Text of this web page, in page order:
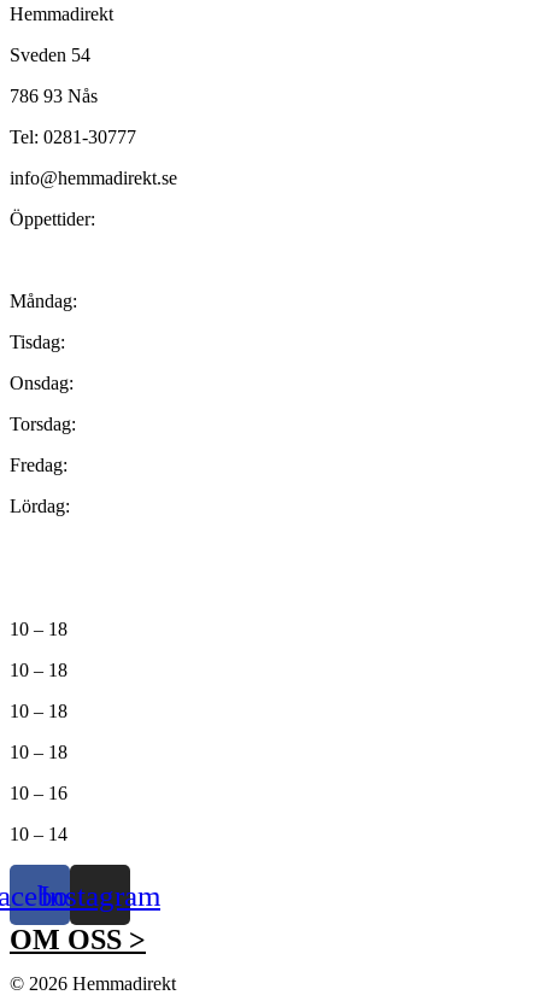
Hemmadirekt
Sveden 54
786 93 Nås
Tel: 0281-30777
info@hemmadirekt.se
Öppettider:
Måndag:
Tisdag:
Onsdag:
Torsdag:
Fredag:
Lördag:
10 – 18
10 – 18
10 – 18
10 – 18
10 – 16
10 – 14
Instagram
OM OSS >
© 2026 Hemmadirekt